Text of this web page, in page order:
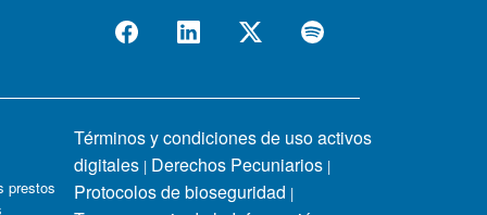
prestos
Términos y condiciones de uso activos
digitales | Derechos Pecuniarios |
Protocolos de bioseguridad |